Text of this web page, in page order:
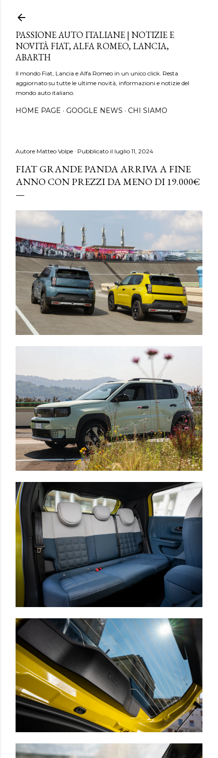
PASSIONE AUTO ITALIANE | NOTIZIE E
NOVITÀ FIAT, ALFA ROMEO, LANCIA,
ABARTH
Il mondo Fiat, Lancia e Alfa Romeo in un unico click. Resta
aggiornato su tutte le ultime novità, informazioni e notizie del
mondo auto italiano.
HOME PAGE GOOGLE NEWS CHI SIAMO
Autore Matteo Volpe Pubblicato il luglio 11, 2024
FIAT GRANDE PANDA ARRIVA A FINE
ANNO CON PREZZI DA MENO DI 19.000€